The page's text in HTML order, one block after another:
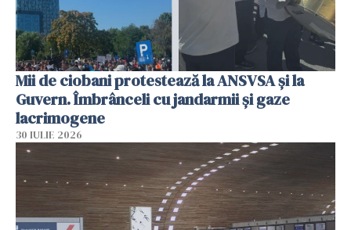
Mii de ciobani protestează la ANSVSA și la
Guvern. Îmbrânceli cu jandarmii și gaze
lacrimogene
30 IULIE 2026